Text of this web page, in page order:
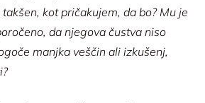
kot pričakujem, da bo? Mu je
da njegova čustva niso
manjka veščin ali izkušenj,